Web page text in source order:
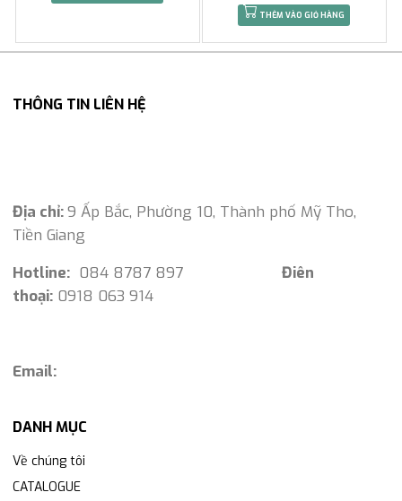
THÊM VÀO GIỎ HÀNG
THÔNG TIN LIÊN HỆ
Địa chỉ:9 Ấp Bắc, Phường 10, Thành phố Mỹ Tho,
Tiền Giang
Hotline: 084 8787 897 Điên
thoại: 0918 063 914
Email:
DANH MỤC
Về chúng tôi
CATALOGUE